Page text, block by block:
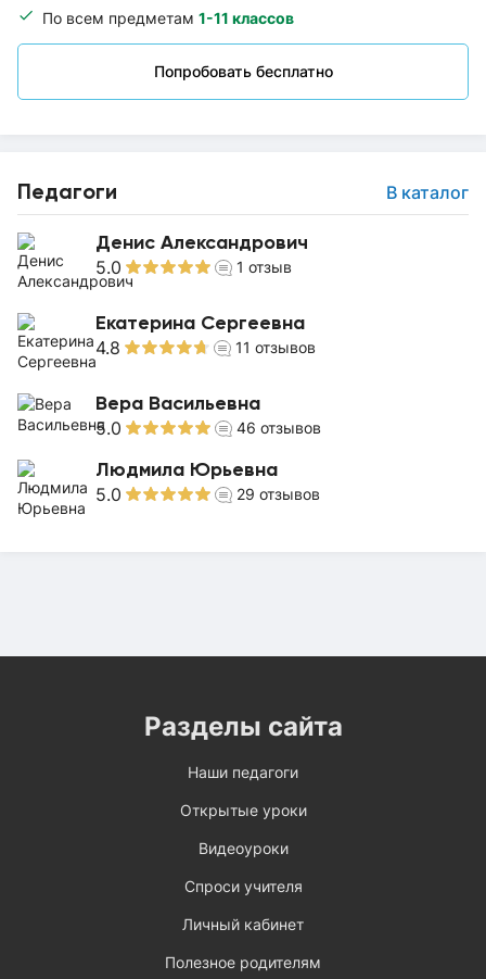
По всем предметам 1-11 классов
Попробовать бесплатно
Педагоги В каталог
Денис Александрович
5.0 1 отзыв
Екатерина Сергеевна
4.8 11 отзывов
Вера Васильевна
5.0 46 отзывов
Людмила Юрьевна
5.0 29 отзывов
Разделы сайта
Наши педагоги
Открытые уроки
Видеоуроки
Спроси учителя
Личный кабинет
Полезное родителям